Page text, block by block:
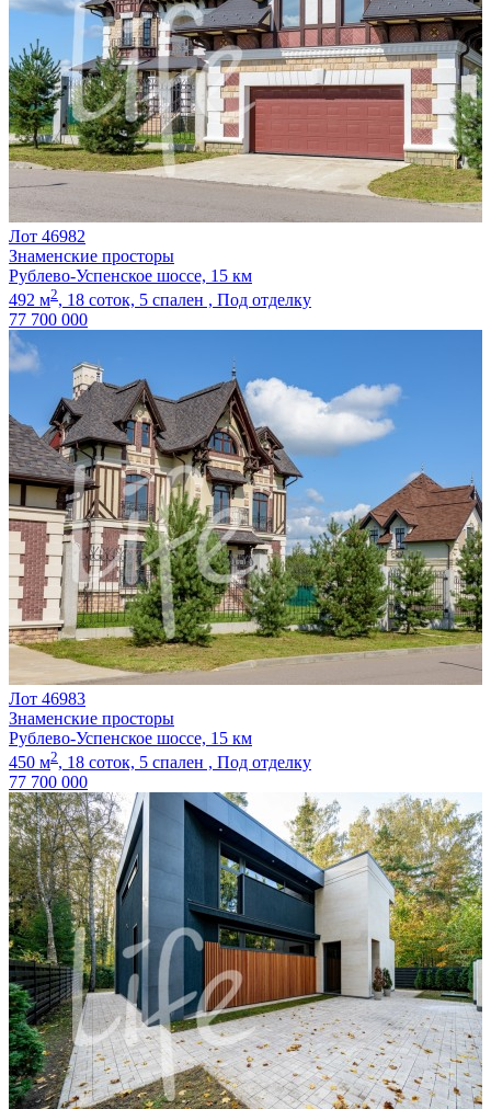
Лот 46982
Знаменские просторы
Рублево-Успенское шоссе, 15 км
492 м2, 18 соток, 5 спален , Под отделку
77 700 000
Лот 46983
Знаменские просторы
Рублево-Успенское шоссе, 15 км
450 м2, 18 соток, 5 спален , Под отделку
77 700 000